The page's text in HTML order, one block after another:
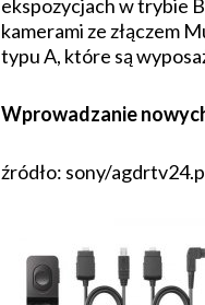
ekspozycjach w trybie
kamerami ze złączem
typu A, które są
Wprowadzanie
źródło: sony/